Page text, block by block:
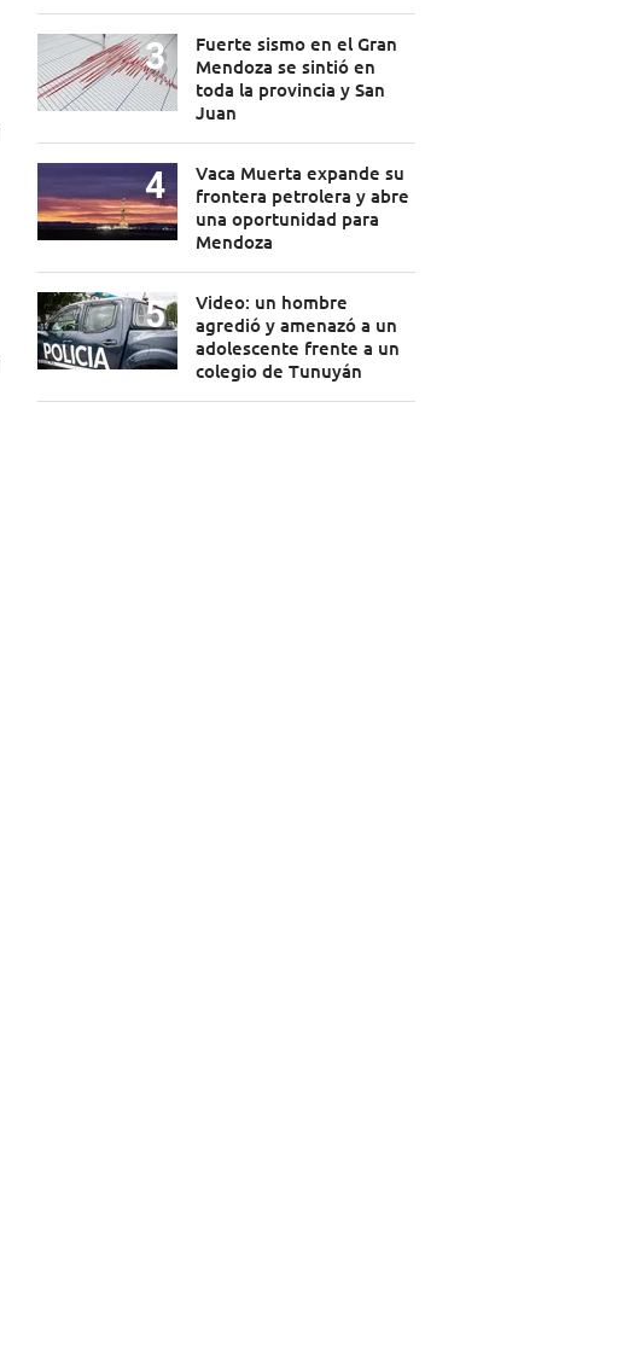
Fuerte sismo en el Gran
Mendoza se sintió en
toda la provincia y San
Juan
Vaca Muerta expande su
frontera petrolera y abre
una oportunidad para
Mendoza
Video: un hombre
agredió y amenazó a un
adolescente frente a un
colegio de Tunuyán